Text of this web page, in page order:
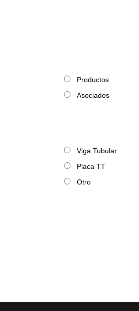
Productos
Asociados
Viga Tubular
Placa TT
Otro